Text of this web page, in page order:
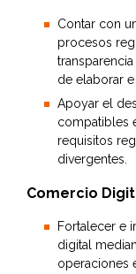
Contar con
procesos
de elaborar
Apoyar el
compatibles
requisitos
divergentes.
Comercio
Fortalecer e
digital
operaciones